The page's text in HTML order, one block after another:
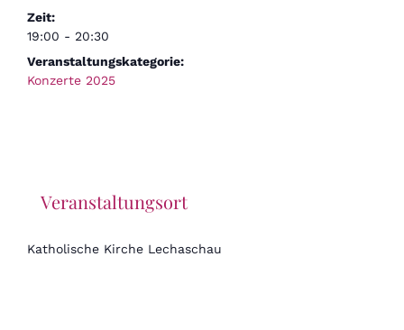
Zeit:
19:00 - 20:30
Veranstaltungskategorie:
Konzerte 2025
Veranstaltungsort
Katholische Kirche Lechaschau